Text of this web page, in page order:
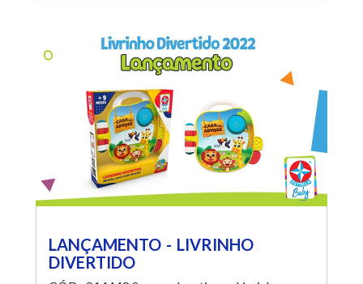
LANÇAMENTO - LIVRINHO
DIVERTIDO